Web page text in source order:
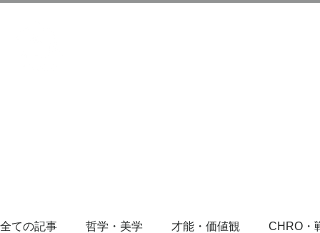
全ての記事 哲学・美学 才能・価値観 CHRO・